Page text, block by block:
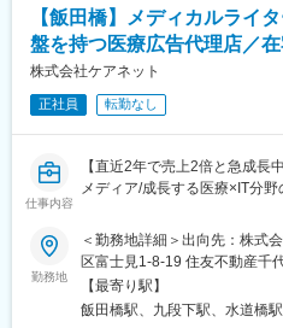
・将来的なリーダーシップ・
変更の範囲：会社の定める業務
を回答します。
＜具体的な業務内容＞
・電話問い合わせ対応
└1日あたり20件程度対応
└対応後、問い合わせ内容や回
し、対応記録を作成
【具体的な問い合わせ例】
・医薬品の服用や保管方法に
・効果・副作用について 等
※空いている時間は製品や疾
の知識に触れながら、?々情報
【飯田橋】メディカルライ
盤を持つ医療広告代理店／
株式会社ケアネット
正社員 転勤なし
仕事内容
【直近2年で売上2倍と急成長
メディア/成長する医療×IT分野
当社のグループで医療系広告
Method360」に出向いただき
して医療用医薬品・医療機器
の企画・制作・進行業務をチ
す。
勤務地
＜勤務地詳細＞出向先：株式
区富士見1-8-19 住友不動産千
／飯田橋駅受動喫煙対策：屋
社の定める事業所
【最寄り駅】
飯田橋駅、九段下駅、水道橋駅